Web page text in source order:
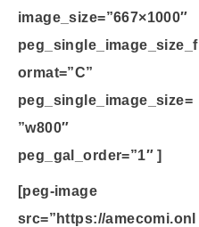
image_size=”667×1000″
peg_single_image_size_f
ormat=”C”
peg_single_image_size=
”w800″
peg_gal_order=”1″ ]
[peg-image
src=”https://amecomi.onl